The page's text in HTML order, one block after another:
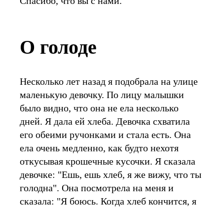
О голоде
Несколько лет назад я подобрала на улице
маленькую девочку. По лицу малышки
было видно, что она не ела несколько
дней. Я дала ей хлеба. Девочка схватила
его обеими ручонками и стала есть. Она
ела очень медленно, как будто нехотя
откусывая крошечные кусочки. Я сказала
девочке: "Ешь, ешь хлеб, я же вижу, что ты
голодна". Она посмотрела на меня и
сказала: "Я боюсь. Когда хлеб кончится, я